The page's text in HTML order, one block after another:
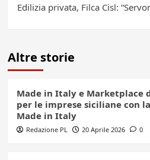
Edilizia privata, Filca Cisl:
Altre storie
Made in Italy e
per le imprese siciliane con
Made in Italy
Redazione PL 20 Aprile 2026 0